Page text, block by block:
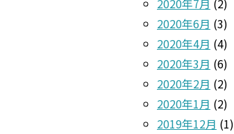
2020年7月 (2)
2020年6月 (3)
2020年4月 (4)
2020年3月 (6)
2020年2月 (2)
2020年1月 (2)
2019年12月 (1)